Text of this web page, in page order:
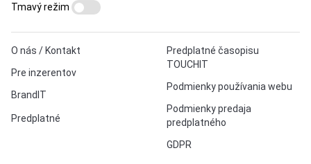
O nás / Kontakt
Pre inzerentov
BrandIT
Predplatné
Predplatné časopisu
TOUCHIT
Podmienky používania webu
Podmienky predaja
predplatného
GDPR
Tmavý režim